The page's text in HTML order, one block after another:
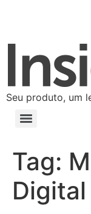
Seu produto, um
Tag:
Digital